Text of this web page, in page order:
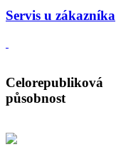
Servis u zákazníka
Celorepubliková
působnost